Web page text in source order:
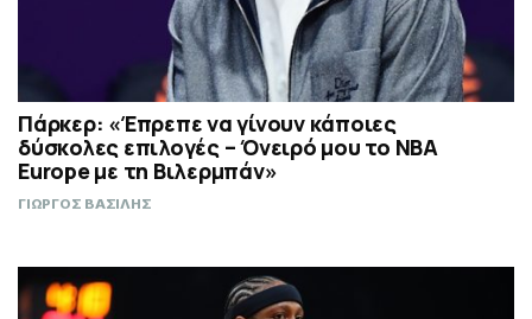
Πάρκερ: «Έπρεπε να γίνουν κάποιες
δύσκολες επιλογές – Όνειρό μου το NBA
Europe με τη Βιλερμπάν»
ΓΙΩΡΓΟΣ ΒΑΣΙΛΗΣ